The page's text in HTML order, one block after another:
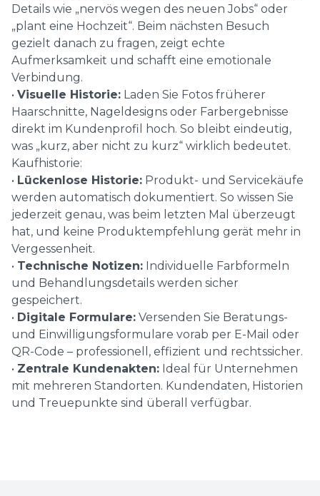
Details wie „nervös wegen des neuen Jobs“ oder
„plant eine Hochzeit“. Beim nächsten Besuch
gezielt danach zu fragen, zeigt echte
Aufmerksamkeit und schafft eine emotionale
Verbindung.
• Visuelle Historie: Laden Sie Fotos früherer
Haarschnitte, Nageldesigns oder Farbergebnisse
direkt im Kundenprofil hoch. So bleibt eindeutig,
was „kurz, aber nicht zu kurz“ wirklich bedeutet.
Kaufhistorie:
• Lückenlose Historie: Produkt- und Servicekäufe
werden automatisch dokumentiert. So wissen Sie
jederzeit genau, was beim letzten Mal überzeugt
hat, und keine Produktempfehlung gerät mehr in
Vergessenheit.
• Technische Notizen: Individuelle Farbformeln
und Behandlungsdetails werden sicher
gespeichert.
• Digitale Formulare: Versenden Sie Beratungs-
und Einwilligungsformulare vorab per E-Mail oder
QR-Code – professionell, effizient und rechtssicher.
• Zentrale Kundenakten: Ideal für Unternehmen
mit mehreren Standorten. Kundendaten, Historien
und Treuepunkte sind überall verfügbar.